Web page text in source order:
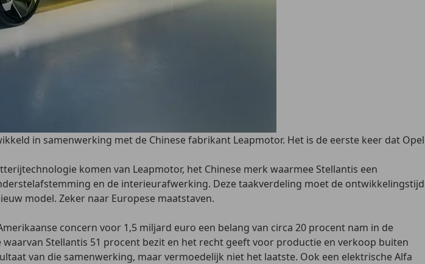
in samenwerking met de Chinese fabrikant Leapmotor. Het is de eerste keer dat Opel
komen van Leapmotor, het Chinese merk waarmee Stellantis een
en de interieurafwerking. Deze taakverdeling moet de ontwikkelingstijd
model. Zeker naar Europese maatstaven.
concern voor 1,5 miljard euro een belang van circa 20 procent nam in de
Stellantis 51 procent bezit en het recht geeft voor productie en verkoop buiten
van die samenwerking, maar vermoedelijk niet het laatste. Ook een elektrische Alfa